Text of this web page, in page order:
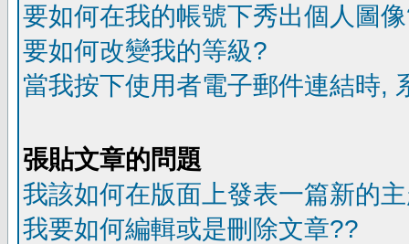
要如何在我的帳號下秀出個人圖
要如何改變我的等級?
當我按下使用者電子郵件連結時,
張貼文章的問題
我該如何在版面上發表一篇新的
我要如何編輯或是刪除文章??